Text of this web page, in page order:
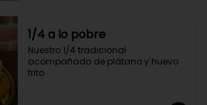
1/4 a lo pobre
Nuestro 1/4 tradicional
acompañado de plátano y huevo
frito